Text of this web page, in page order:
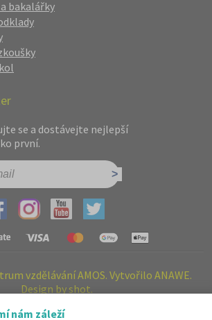
bakalářky
se a dostávejte nejlepší
první.
vzdělávání AMOS. Vytvořilo ANAWE.
Design by shot.
nám záleží